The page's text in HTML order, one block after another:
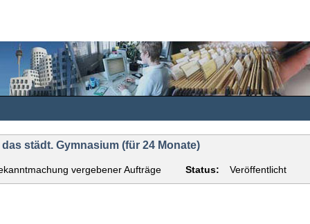
städt. Gymnasium (für 24 Monate)
vergebener Aufträge Status: Veröffentlicht